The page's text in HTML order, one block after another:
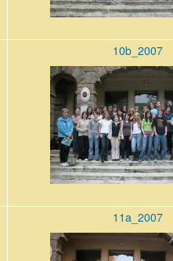
10b_2007
10b_200710_0.jpg
11a_2007
11a_200710_0.jpg